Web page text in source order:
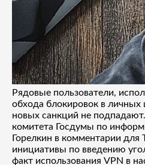
Рядовые пользователи,
обхода блокировок в личных
новых санкций не
комитета Госдумы по
Горелкин в комментарии
инициативы по введению
факт использования VPN в